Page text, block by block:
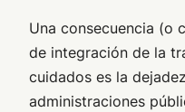
Una consecuencia (o
de integración de la
cuidados es la
administraciones